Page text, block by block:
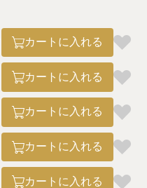
カートに入れる
カートに入れる
カートに入れる
カートに入れる
カートに入れる